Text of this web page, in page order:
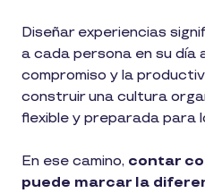
Diseñar experiencias
a cada persona en su día
compromiso y la
construir una cultura
flexible y preparada para
En ese camino, contar
puede marcar la